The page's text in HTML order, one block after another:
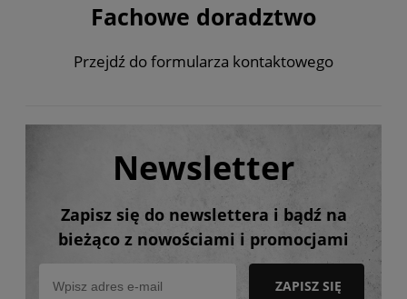
Fachowe doradztwo
Przejdź do formularza kontaktowego
Newsletter
Zapisz się do newslettera i bądź na
bieżąco z nowościami i promocjami
ZAPISZ SIĘ